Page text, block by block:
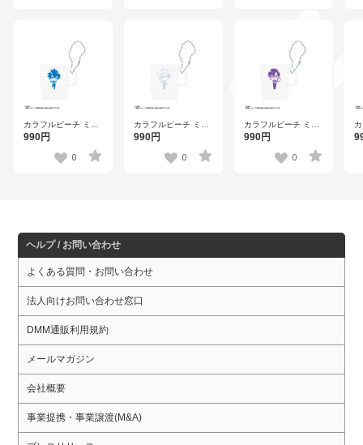
カラフルピーチ ミニ
スタッキングキーホ
ェンディーズ】
990円
0
カラフルピーチ ミニ
スタッキングキーホ
ディーズ】
990円
0
カラフルピーチ ミニ
スタッキングキーホ
ディーズ】
990円
0
ヘルプ / お問い合わせ
よくある質問・お問い合わせ
法人向けお問い合わせ窓口
DMM通販利用規約
メールマガジン
会社概要
事業提携・事業譲渡(M&A)